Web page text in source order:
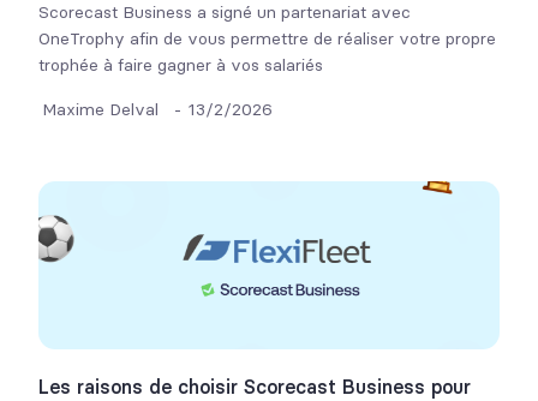
Scorecast Business a signé un partenariat avec
OneTrophy afin de vous permettre de réaliser votre propre
trophée à faire gagner à vos salariés
Maxime Delval - 13/2/2026
Les raisons de choisir Scorecast Business pour